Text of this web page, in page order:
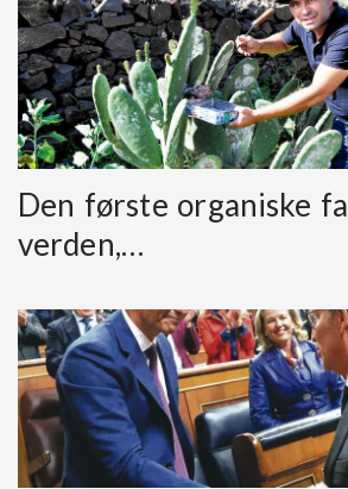
Den første organiske
verden,…